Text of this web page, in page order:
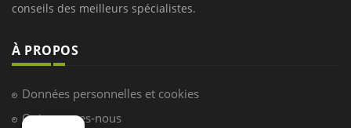
conseils des meilleurs spécialistes.
À PROPOS
Données personnelles et cookies
Qui sommes-nous